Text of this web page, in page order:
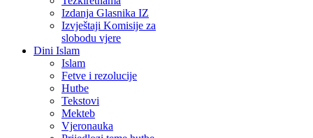
Izdanja Glasnika IZ
Izvještaji Komisije za
slobodu vjere
Dini Islam
Islam
Fetve i rezolucije
Hutbe
Tekstovi
Mekteb
Vjeronauka